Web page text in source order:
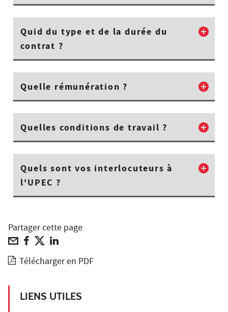
Quid du type et de la durée du
contrat ?
Quelle rémunération ?
Quelles conditions de travail ?
Quels sont vos interlocuteurs à
l'UPEC ?
Partager cette page
Télécharger en PDF
LIENS UTILES